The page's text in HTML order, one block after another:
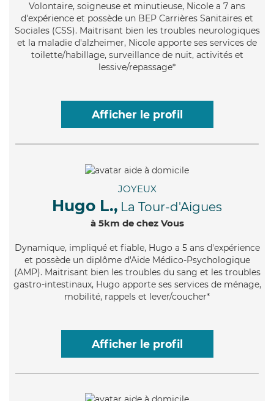
Volontaire, soigneuse et minutieuse, Nicole a 7 ans
d'expérience et possède un BEP Carrières Sanitaires et
Sociales (CSS). Maitrisant bien les troubles neurologiques
et la maladie d'alzheimer, Nicole apporte ses services de
toilette/habillage, surveillance de nuit, activités et
lessive/repassage*
Afficher le profil
JOYEUX
Hugo L., La Tour-d'Aigues
à 5km de chez Vous
Dynamique, impliqué et fiable, Hugo a 5 ans d'expérience
et possède un diplôme d'Aide Médico-Psychologique
(AMP). Maitrisant bien les troubles du sang et les troubles
gastro-intestinaux, Hugo apporte ses services de ménage,
mobilité, rappels et lever/coucher*
Afficher le profil